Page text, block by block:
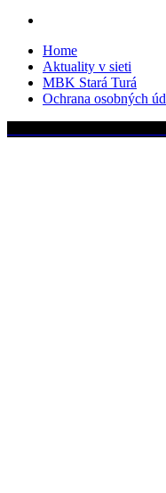
Home
Aktuality v sieti
MBK Stará Turá
Ochrana osobných